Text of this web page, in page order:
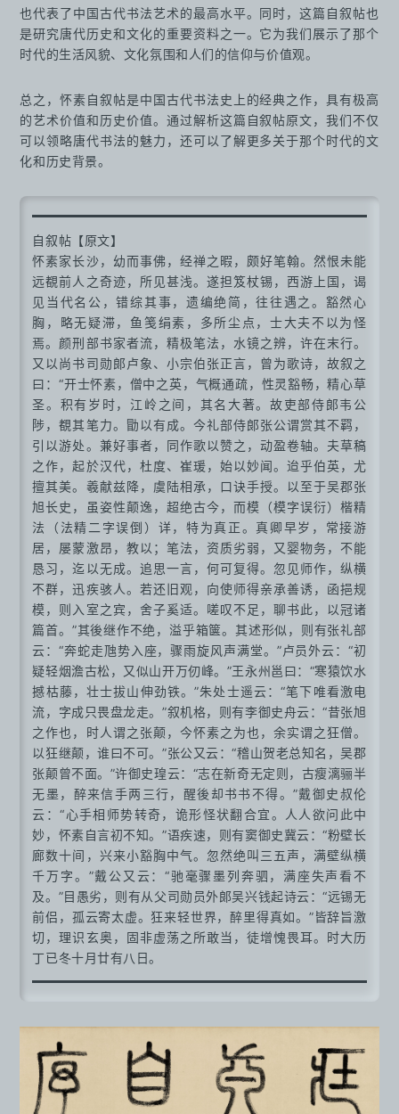
也代表了中国古代书法艺术的最高水平。同时，这篇自叙帖也
是研究唐代历史和文化的重要资料之一。它为我们展示了那个
时代的生活风貌、文化氛围和人们的信仰与价值观。
总之，怀素自叙帖是中国古代书法史上的经典之作，具有极高
的艺术价值和历史价值。通过解析这篇自叙帖原文，我们不仅
可以领略唐代书法的魅力，还可以了解更多关于那个时代的文
化和历史背景。
自叙帖【原文】
怀素家长沙，幼而事佛，经禅之暇，颇好笔翰。然恨未能
远覩前人之奇迹，所见甚浅。遂担笈杖锡，西游上国，谒
见当代名公，错综其事，遗编绝简，往往遇之。豁然心
胸，略无疑滞，鱼笺绢素，多所尘点，士大夫不以为怪
焉。颜刑部书家者流，精极笔法，水镜之辨，许在末行。
又以尚书司勋郎卢象、小宗伯张正言，曾为歌诗，故叙之
曰：“开士怀素，僧中之英，气概通疏，性灵豁畅，精心草
圣。积有岁时，江岭之间，其名大著。故吏部侍郎韦公
陟，覩其笔力。勖以有成。今礼部侍郎张公谓赏其不羁，
引以游处。兼好事者，同作歌以赞之，动盈卷轴。夫草稿
之作，起於汉代，杜度、崔瑗，始以妙闻。迨乎伯英，尤
擅其美。羲献兹降，虞陆相承，口诀手授。以至于吴郡张
旭长史，虽姿性颠逸，超绝古今，而模（模字误衍）楷精
法（法精二字误倒）详，特为真正。真卿早岁，常接游
居，屡蒙激昂，教以；笔法，资质劣弱，又婴物务，不能
恳习，迄以无成。追思一言，何可复得。忽见师作，纵横
不群，迅疾骇人。若还旧观，向使师得亲承善诱，函挹规
模，则入室之宾，舍子奚适。嗟叹不足，聊书此，以冠诸
篇首。”其後继作不绝，溢乎箱箧。其述形似，则有张礼部
云：“奔蛇走虺势入座，骤雨旋风声满堂。”卢员外云：“初
疑轻烟澹古松，又似山开万仞峰。”王永州邕曰：“寒猿饮水
撼枯藤，壮士拔山伸劲铁。”朱处士遥云：“笔下唯看激电
流，字成只畏盘龙走。”叙机格，则有李御史舟云：“昔张旭
之作也，时人谓之张颠，今怀素之为也，余实谓之狂僧。
以狂继颠，谁曰不可。”张公又云：“稽山贺老总知名，吴郡
张颠曾不面。”许御史瑝云：“志在新奇无定则，古瘦漓骊半
无墨，醉来信手两三行，醒後却书书不得。”戴御史叔伦
云：“心手相师势转奇，诡形怪状翻合宜。人人欲问此中
妙，怀素自言初不知。”语疾速，则有窦御史冀云：“粉壁长
廊数十间，兴来小豁胸中气。忽然绝叫三五声，满壁纵横
千万字。”戴公又云：“驰毫骤墨列奔驷，满座失声看不
及。”目愚劣，则有从父司勋员外郎吴兴钱起诗云：“远锡无
前侣，孤云寄太虚。狂来轻世界，醉里得真如。”皆辞旨激
切，理识玄奥，固非虚荡之所敢当，徒增愧畏耳。时大历
丁已冬十月廿有八日。